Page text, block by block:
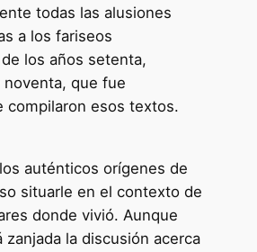
todas las alusiones
a los fariseos
los años setenta,
que fue
compilaron esos textos.
auténticos orígenes de
situarle en el contexto de
donde vivió. Aunque
zanjada la discusión acerca